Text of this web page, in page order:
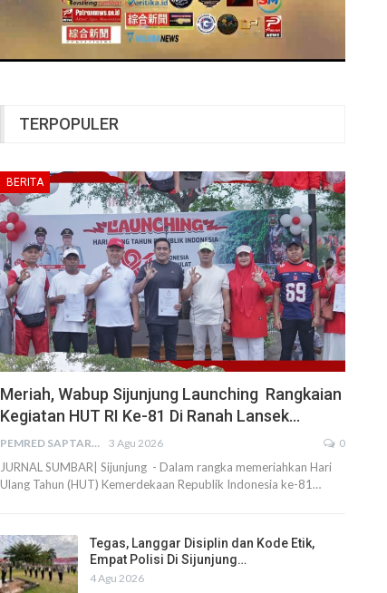
TERPOPULER
BERITA
Meriah, Wabup Sijunjung Launching Rangkaian
Kegiatan HUT RI Ke-81 Di Ranah Lansek…
PEMRED SAPTARIUS 3 Agu 2026 0
JURNAL SUMBAR| Sijunjung - Dalam rangka memeriahkan Hari
Ulang Tahun (HUT) Kemerdekaan Republik Indonesia ke-81…
Tegas, Langgar Disiplin dan Kode Etik,
Empat Polisi Di Sijunjung…
4 Agu 2026